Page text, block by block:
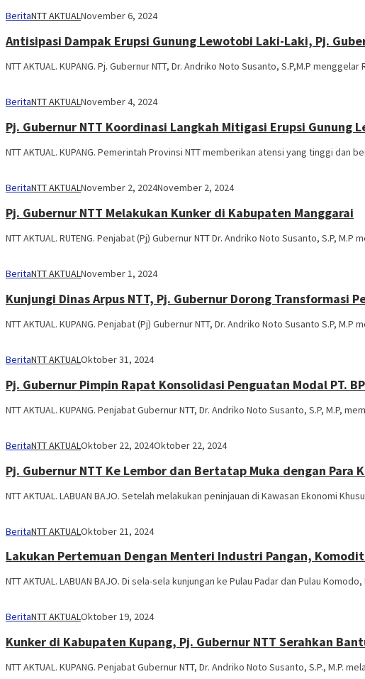
BeritaNTT AKTUALNovember 6, 2024
Antisipasi Dampak Erupsi Gunung Lewotobi Laki-Laki, Pj.
NTT AKTUAL. KUPANG. Pj. Gubernur NTT, Dr. Andriko Noto Susanto, S.P,M.P
BeritaNTT AKTUALNovember 4, 2024
Pj. Gubernur NTT Koordinasi Langkah Mitigasi Erupsi Gunung
NTT AKTUAL. KUPANG. Pemerintah Provinsi NTT memberikan atensi yang tinggi
BeritaNTT AKTUALNovember 2, 2024November 2, 2024
Pj. Gubernur NTT Melakukan Kunker di Kabupaten Manggarai
NTT AKTUAL. RUTENG. Penjabat (Pj) Gubernur NTT Dr. Andriko Noto Susanto, S.P,
BeritaNTT AKTUALNovember 1, 2024
Kunjungi Dinas Arpus NTT, Pj. Gubernur Dorong Transformasi
NTT AKTUAL. KUPANG. Penjabat (Pj) Gubernur NTT, Dr. Andriko Noto Susanto S.P,
BeritaNTT AKTUALOktober 31, 2024
Pj. Gubernur Pimpin Rapat Konsolidasi Penguatan Modal PT.
NTT AKTUAL. KUPANG. Penjabat Gubernur NTT, Dr. Andriko Noto Susanto, S.P, M.P,
BeritaNTT AKTUALOktober 22, 2024Oktober 22, 2024
Pj. Gubernur NTT Ke Lembor dan Bertatap Muka dengan Para
NTT AKTUAL. LABUAN BAJO. Setelah melakukan peninjauan di Kawasan Ekonomi
BeritaNTT AKTUAL Oktober 21, 2024
Lakukan Pertemuan Dengan Menteri Industri Pangan,
NTT AKTUAL. LABUAN BAJO. Di sela-sela kunjungan ke Pulau Padar dan Pulau
BeritaNTT AKTUALOktober 19, 2024
Kunker di Kabupaten Kupang, Pj. Gubernur NTT Serahkan
NTT AKTUAL. KUPANG. Penjabat Gubernur NTT, Dr. Andriko Noto Susanto, S.P., M.P.